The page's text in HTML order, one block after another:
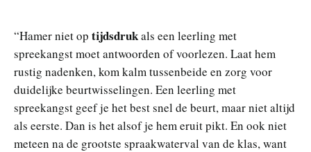
“Hamer niet op tijdsdrukals een leerling met
spreekangst moet antwoorden of voorlezen. Laat hem
rustig nadenken, kom kalm tussenbeide en zorg voor
duidelijke beurtwisselingen. Een leerling met
spreekangst geef je het best snel de beurt, maar niet altijd
als eerste. Dan is het alsof je hem eruit pikt. En ook niet
meteen na de grootste spraakwaterval van de klas, want